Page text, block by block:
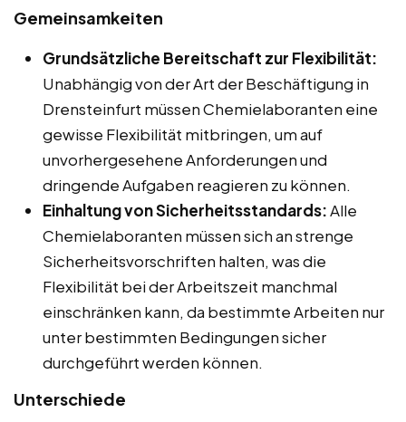
Gemeinsamkeiten
Grundsätzliche Bereitschaft zur Flexibilität:
Unabhängig von der Art der Beschäftigung in
Drensteinfurt müssen Chemielaboranten eine
gewisse Flexibilität mitbringen, um auf
unvorhergesehene Anforderungen und
dringende Aufgaben reagieren zu können.
Einhaltung von Sicherheitsstandards:Alle
Chemielaboranten müssen sich an strenge
Sicherheitsvorschriften halten, was die
Flexibilität bei der Arbeitszeit manchmal
einschränken kann, da bestimmte Arbeiten nur
unter bestimmten Bedingungen sicher
durchgeführt werden können.
Unterschiede